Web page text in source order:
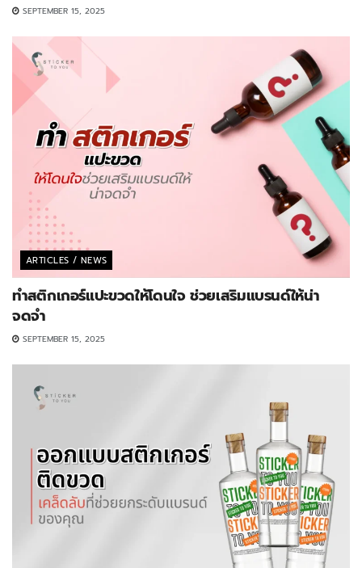
SEPTEMBER 15, 2025
ARTICLES / NEWS
ทำสติกเกอร์แปะขวดให้โดนใจ ช่วยเสริมแบรนด์ให้น่า
จดจำ
SEPTEMBER 15, 2025